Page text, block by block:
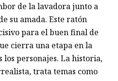
de la lavadora junto a
su amada. Este ratón
para el buen final de
cierra una etapa en la
los personajes. La historia,
trata temas como